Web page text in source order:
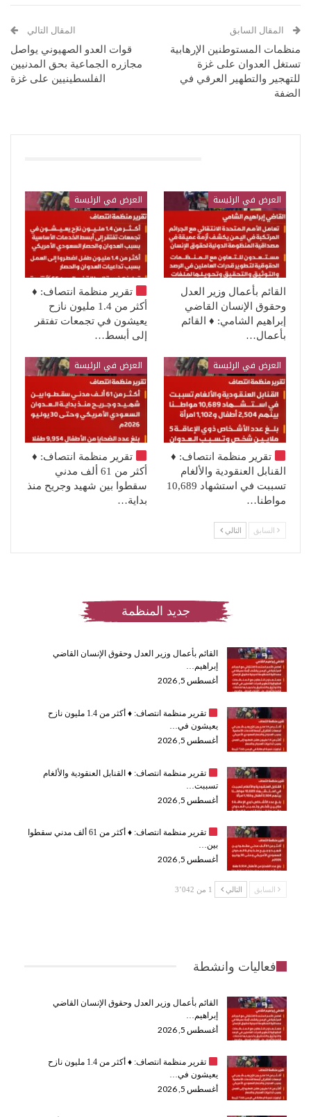
المقال السابق
منظمات المستوطنين الإرهابية
تستغل العدوان على غزة
للتهجير والتطهير العرقي في
الضفة
المقال التالي
قوات العدو الصهيوني يواصل
مجازره الجماعية بحق المدنيين
الفلسطينيين على غزة
العرض في الرئيسة
القائم بأعمال وزير العدل
وحقوق الإنسان القاضي
إبراهيم الشامي: ♦️ القائم
بأعمال…
العرض في الرئيسة
تقرير منظمة انتصاف: ♦️
أكثر من 1.4 مليون نازح
يعيشون في تجمعات تفتقر
إلى أبسط…
العرض في الرئيسة
تقرير منظمة انتصاف: ♦️
القنابل العنقودية والألغام
تسببت في استشهاد 10,689
مواطنا…
العرض في الرئيسة
تقرير منظمة انتصاف: ♦️
أكثر من 61 ألف مدني
سقطوا بين شهيد وجريح منذ
بداية…
السابق التالي
جديد المنظمة
القائم بأعمال وزير العدل وحقوق الإنسان القاضي
إبراهيم…
أغسطس 5, 2026
تقرير منظمة انتصاف: ♦️
أكثر من 1.4 مليون نازح
يعيشون في…
أغسطس 5, 2026
تقرير منظمة انتصاف: ♦️القنابل العنقودية والألغام
تسببت…
أغسطس 5, 2026
تقرير منظمة انتصاف: ♦️
أكثر من 61 ألف مدني سقطوا
بين…
أغسطس 5, 2026
السابق التالي 1 من 3٬042
فعاليات وانشطة
القائم بأعمال وزير العدل وحقوق الإنسان القاضي
إبراهيم…
أغسطس 5, 2026
تقرير منظمة انتصاف: ♦️
أكثر من 1.4 مليون نازح
يعيشون في…
أغسطس 5, 2026